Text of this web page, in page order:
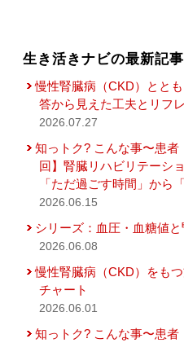
生き活きナビの最新記事
慢性腎臓病（CKD）とと
答から見えた工夫とリフ
2026.07.27
知っトク? こんな事〜患
回】腎臓リハビリテーシ
「ただ過ごす時間」から
2026.06.15
シリーズ：血圧・血糖値
2026.06.08
慢性腎臓病（CKD）をも
チャート
2026.06.01
知っトク? こんな事〜患